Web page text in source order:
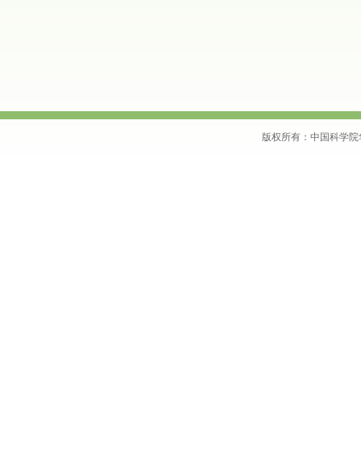
版权所有：中国科学